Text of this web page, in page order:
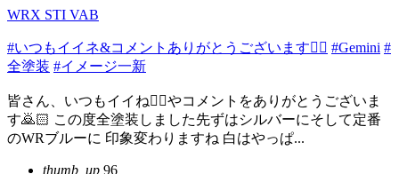
WRX STI VAB
#いつもイイネ&コメントありがとうございます🙇‍♂️ #Gemini #
全塗装 #イメージ一新
皆さん、いつもイイね👍🏻やコメントをありがとうございま
す🙇🏻️ この度全塗装しました先ずはシルバーにそして定番
のWRブルーに 印象変わりますね 白はやっぱ...
thumb_up 96